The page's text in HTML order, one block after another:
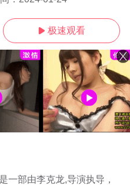
 极速观看
一部由李克龙,导演执导，